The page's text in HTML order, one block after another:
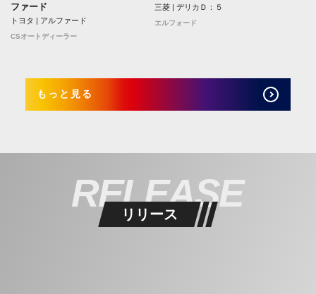
ファード
トヨタ | アルファード
CSオートディーラー
三菱 | デリカＤ：５
エルフォード
もっと見る
RELEASE
リリース